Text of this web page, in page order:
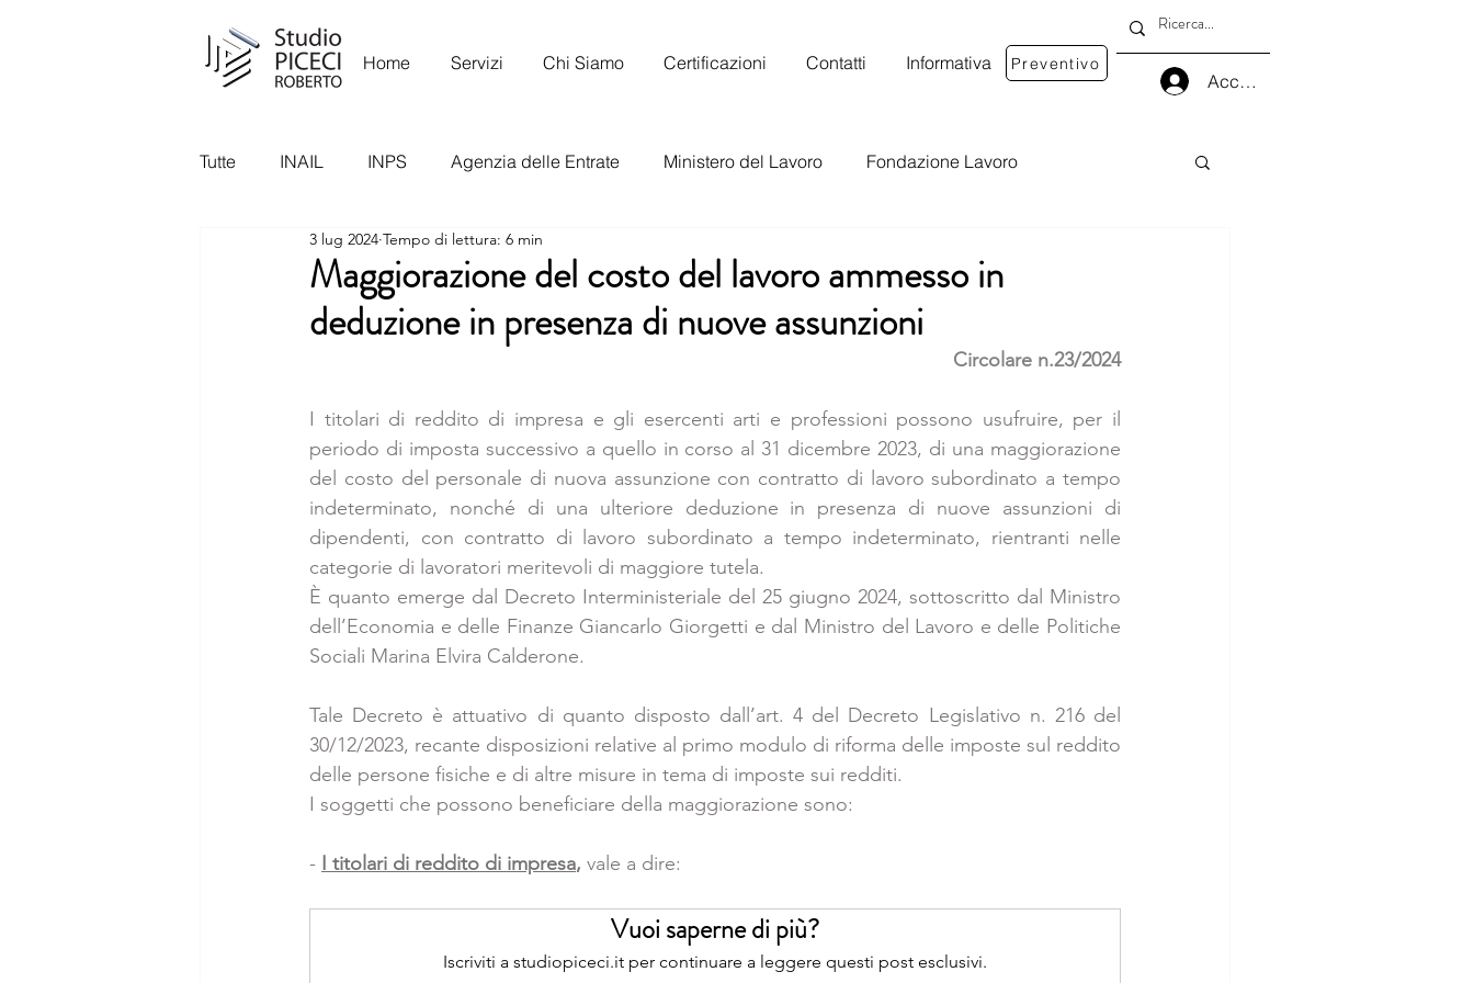
Home Servizi Chi Siamo Certificazioni Contatti Informativa Preventivo
Accedi
Tutte INAIL INPS Agenzia delle Entrate Ministero del Lavoro Fondazione Lavoro
Garante Privacy Ispettorato Nazionale del Lavoro
Maggiorazione del costo del lavoro ammesso in
deduzione in presenza di nuove assunzioni
3 lug 2024 Tempo di lettura: 6 min
Circolare n.23/2024
I titolari di reddito di impresa e gli esercenti arti e professioni possono usufruire, per il
periodo di imposta successivo a quello in corso al 31 dicembre 2023, di una maggiorazione
del costo del personale di nuova assunzione con contratto di lavoro subordinato a tempo
indeterminato, nonché di una ulteriore deduzione in presenza di nuove assunzioni di
dipendenti, con contratto di lavoro subordinato a tempo indeterminato, rientranti nelle
categorie di lavoratori meritevoli di maggiore tutela.
È quanto emerge dal Decreto Interministeriale del 25 giugno 2024, sottoscritto dal Ministro
dell’Economia e delle Finanze Giancarlo Giorgetti e dal Ministro del Lavoro e delle Politiche
Sociali Marina Elvira Calderone.
Tale Decreto è attuativo di quanto disposto dall’art. 4 del Decreto Legislativo n. 216 del
30/12/2023, recante disposizioni relative al primo modulo di riforma delle imposte sul reddito
delle persone fisiche e di altre misure in tema di imposte sui redditi.
I soggetti che possono beneficiare della maggiorazione sono:
- I titolari di reddito di impresa, vale a dire:
Vuoi saperne di più?
Iscriviti a studiopiceci.it per continuare a leggere questi post esclusivi.